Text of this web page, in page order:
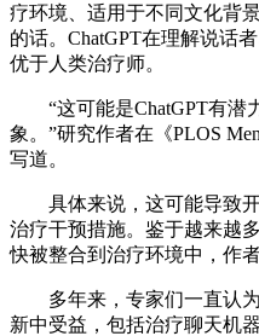
疗环境、适用于不同文化背
的话。ChatGPT在理解说话
优于人类治疗师。
“这可能是ChatGPT有潜
象。”研究作者在《PLOS
写道。
具体来说，这可能导致开
治疗干预措施。鉴于越来越
快被整合到治疗环境中，作
多年来，专家们一直认为
新中受益，包括治疗聊天机